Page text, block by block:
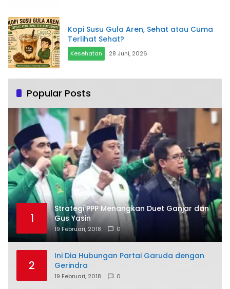
Kopi Susu Gula Aren, Sehat atau Cuma
Terlihat Sehat?
Kesehatan 28 Juni, 2026
Popular Posts
1
Strategi PPP Menangkan Duet Ganjar dan
Gus Yasin
19 Februari, 2018 0
2
Ini Dia Hubungan Partai Garuda dengan
Gerindra
19 Februari, 2018 0